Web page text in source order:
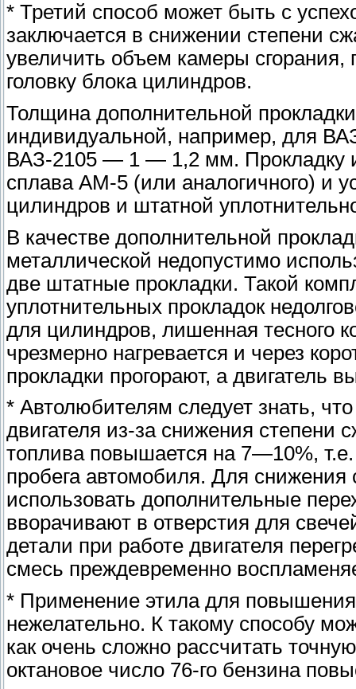
* Третий способ может быть с
заключается в снижении степени
увеличить объем камеры сгорания,
головку блока цилиндров.
Толщина дополнительной
индивидуальной, например, для
ВАЗ-2105 — 1 — 1,2 мм. Прокладку
сплава АМ-5 (или аналогичного) и
цилиндров и штатной
В качестве дополнительной
металлической недопустимо
две штатные прокладки. Такой
уплотнительных прокладок
для цилиндров, лишенная тесного
чрезмерно нагревается и через
прокладки прогорают, а двигатель
* Автолюбителям следует знать,
двигателя из-за снижения степени
топлива повышается на 7—10%,
пробега автомобиля. Для снижения
использовать дополнительные
вворачивают в отверстия для
детали при работе двигателя
смесь преждевременно
* Применение этила для повышения
нежелательно. К такому способу
как очень сложно рассчитать
октановое число 76-го бензина